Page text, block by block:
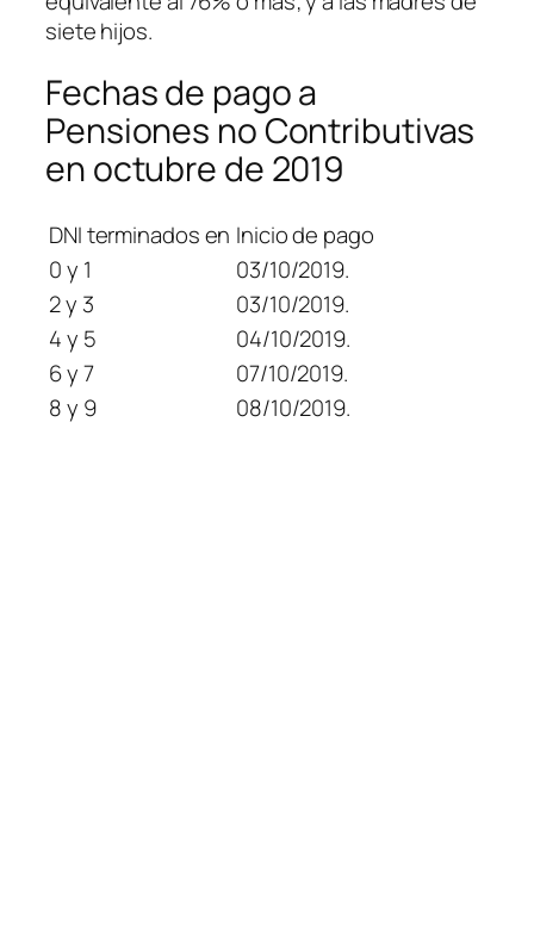
siete hijos.
Fechas de pago a
Pensiones no Contributivas
en octubre de 2019
DNI terminados en Inicio de pago
0 y 1
03/10/2019.
2 y 3
03/10/2019.
4 y 5
04/10/2019.
6 y 7
07/10/2019.
8 y 9
08/10/2019.